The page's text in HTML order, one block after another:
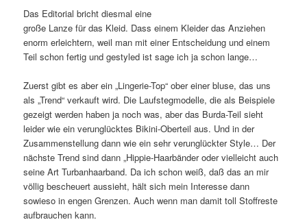
Das Editorial bricht diesmal eine
große Lanze für das Kleid. Dass einem Kleider das Anziehen
enorm erleichtern, weil man mit einer Entscheidung und einem
Teil schon fertig und gestyled ist sage ich ja schon lange…
Zuerst gibt es aber ein „Lingerie-Top“ ober einer bluse, das uns
als „Trend“ verkauft wird. Die Laufstegmodelle, die als Beispiele
gezeigt werden haben ja noch was, aber das Burda-Teil sieht
leider wie ein verunglücktes Bikini-Oberteil aus. Und in der
Zusammenstellung dann wie ein sehr verunglückter Style… Der
nächste Trend sind dann „Hippie-Haarbänder oder vielleicht auch
seine Art Turbanhaarband. Da ich schon weiß, daß das an mir
völlig bescheuert aussieht, hält sich mein Interesse dann
sowieso in engen Grenzen. Auch wenn man damit toll Stoffreste
aufbrauchen kann.